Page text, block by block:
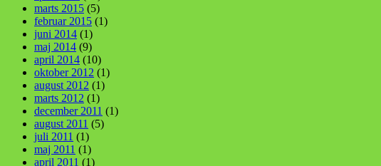
marts 2015 (5)
februar 2015 (1)
juni 2014 (1)
maj 2014 (9)
april 2014 (10)
oktober 2012 (1)
august 2012 (1)
marts 2012 (1)
december 2011 (1)
august 2011 (5)
juli 2011 (1)
maj 2011 (1)
april 2011 (1)